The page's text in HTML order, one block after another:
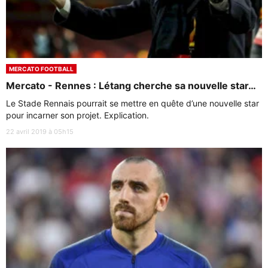
MERCATO FOOTBALL
Mercato - Rennes : Létang cherche sa nouvelle star…
Le Stade Rennais pourrait se mettre en quête d’une nouvelle star
pour incarner son projet. Explication.
22 avril 2019 à 05h15